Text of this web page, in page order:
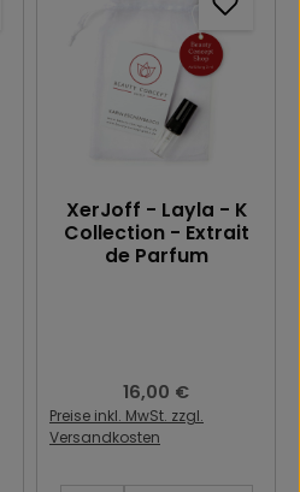
XerJoff - Layla - K
Collection - Extrait
de Parfum
Regulärer Preis:
16,00 €
Preise inkl. MwSt. zzgl.
Versandkosten